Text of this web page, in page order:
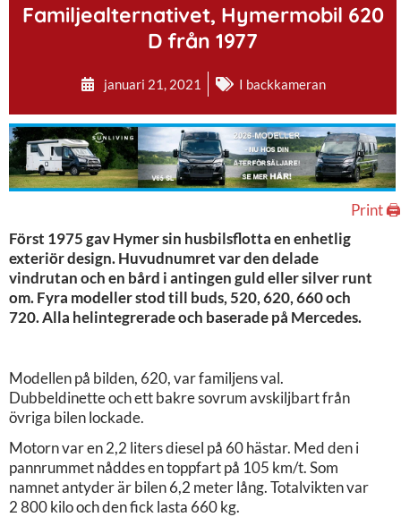
Familjealternativet, Hymermobil 620
D från 1977
januari 21, 2021 I backkameran
Print 🖨
Först 1975 gav Hymer sin husbilsflotta en enhetlig
exteriör design. Huvudnumret var den delade
vindrutan och en bård i antingen guld eller silver runt
om. Fyra modeller stod till buds, 520, 620, 660 och
720. Alla helintegrerade och baserade på Mercedes.
Modellen på bilden, 620, var familjens val.
Dubbeldinette och ett bakre sovrum avskiljbart från
övriga bilen lockade.
Motorn var en 2,2 liters diesel på 60 hästar. Med den i
pannrummet nåddes en toppfart på 105 km/t. Som
namnet antyder är bilen 6,2 meter lång. Totalvikten var
2 800 kilo och den fick lasta 660 kg.